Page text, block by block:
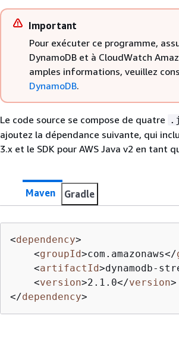
Important
Pour exécuter ce programme,
DynamoDB et à CloudWatch
amples informations, veuillez
DynamoDB.
Le code source se compose de quatre
ajoutez la dépendance suivante, qui
3.x et le SDK pour AWS Java v2 en tant
Maven Gradle
<dependency>
<groupId>com.amazonaws</
<artifactId>dynamodb-
<version>2.1.0</version>
</dependency>